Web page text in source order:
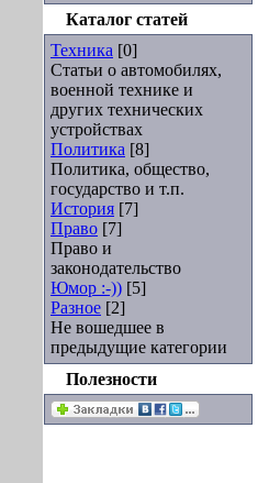
Каталог статей
Техника [0]
Статьи о автомобилях,
военной технике и
других технических
устройствах
Политика [8]
Политика, общество,
государство и т.п.
История [7]
Право [7]
Право и
законодательство
Юмор :-)) [5]
Разное [2]
Не вошедшее в
предыдущие категории
Полезности